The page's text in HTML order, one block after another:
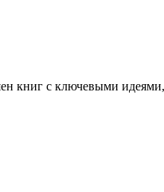
книг с ключевыми